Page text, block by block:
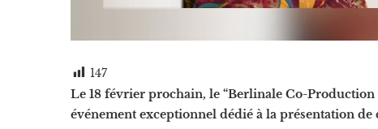
147
Le 18 février prochain, le “Berlinale Co-
événement exceptionnel dédié à la présentation